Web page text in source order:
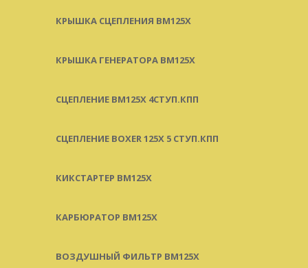
КРЫШКА СЦЕПЛЕНИЯ BM125X
КРЫШКА ГЕНЕРАТОРА BM125X
СЦЕПЛЕНИЕ BM125X 4СТУП.КПП
СЦЕПЛЕНИЕ BOXER 125X 5 СТУП.КПП
КИКСТАРТЕР BM125X
КАРБЮРАТОР BM125X
ВОЗДУШНЫЙ ФИЛЬТР BM125X